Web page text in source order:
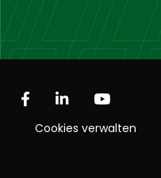
Cookies verwalten